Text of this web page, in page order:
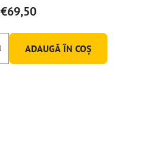
€69,50
ADAUGĂ ÎN COŞ